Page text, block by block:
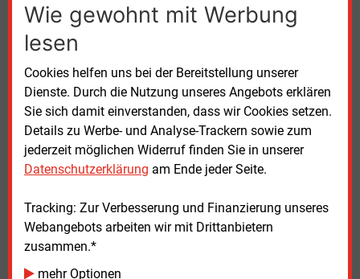
Wie gewohnt mit Werbung
lesen
Cookies helfen uns bei der Bereitstellung unserer
Dienste. Durch die Nutzung unseres Angebots erklären
Sie sich damit einverstanden, dass wir Cookies setzen.
Details zu Werbe- und Analyse-Trackern sowie zum
jederzeit möglichen Widerruf finden Sie in unserer
Datenschutzerklärung am Ende jeder Seite.
Tracking: Zur Verbesserung und Finanzierung unseres
Webangebots arbeiten wir mit Drittanbietern
zusammen.*
mehr Optionen
Etzel ist also schon allein wegen des großen
Speicherpotenzials praktisch unverzichtbar für eine
nationale Wasserstoffstrategie. Hinzu kommt ein
logistischer Vorteil: Der Standort Etzel liegt zum einen
unweit wichtiger Hafenstädte wie Wilhelmshaven mit
dem neuen LNG-Terminal, wo auch entsprechende
Gaspipelines vorhanden sind. Zum anderen soll der
Speicher auch an das geplante leistungsfähige
Wasserstoffkernnetz angeschlossen werden.
Was erachten Sie bei der Speicherung von
Wasserstoff als die größten Baustellen?